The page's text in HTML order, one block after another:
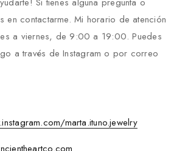
en contactarme. Mi horario de atención
a viernes, de 9:00 a 19:00. Puedes
a través de Instagram o por correo
marta.ituno.jewelry